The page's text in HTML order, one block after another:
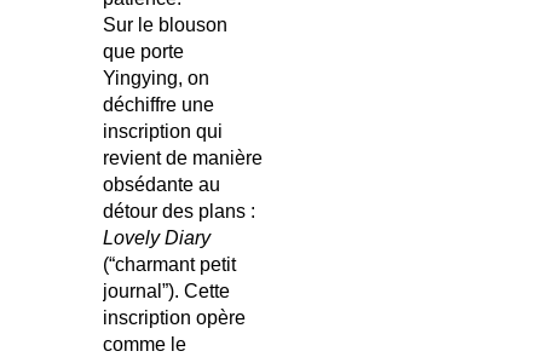
Sur le blouson
que porte
Yingying, on
déchiffre une
inscription qui
revient de manière
obsédante au
détour des plans :
Lovely Diary
(“charmant petit
journal”). Cette
inscription opère
comme le